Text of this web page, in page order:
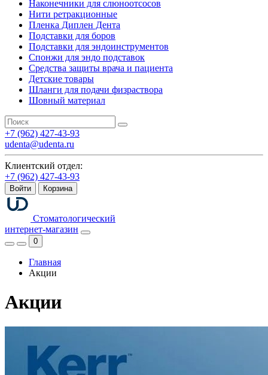
Наконечники для слюноотсосов
Нити ретракционные
Пленка Диплен Дента
Подставки для боров
Подставки для эндоинструментов
Спонжи для эндо подставок
Средства защиты врача и пациента
Детские товары
Шланги для подачи физраствора
Шовный материал
+7 (962) 427-43-93
udenta@udenta.ru
Клиентский отдел:
+7 (962) 427-43-93
Войти Корзина
Стоматологический
интернет-магазин
0
Главная
Акции
Акции